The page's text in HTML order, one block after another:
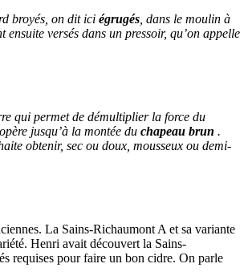
broyés, on dit ici égrugés , dans le moulin à
versés dans un pressoir, qu’on appelle
qui permet de démultiplier la force du
jusqu’à la montée du chapeau brun .
obtenir, sec ou doux, mousseux ou demi-
La Sains-Richaumont A et sa variante
Henri avait découvert la Sains-
requises pour faire un bon cidre. On parle